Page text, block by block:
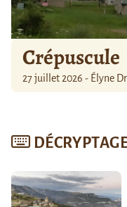
Crépuscule
27 juillet 2026 - Élyne